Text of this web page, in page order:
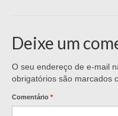
Deixe um
O seu endereço de e-mail
obrigatórios são marcados
Comentário *